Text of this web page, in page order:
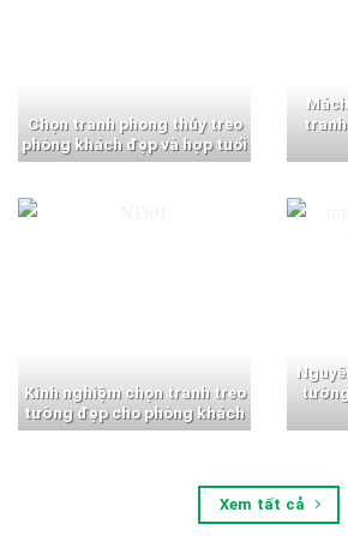
Chọn tranh phong thủy treo
phòng khách đẹp và hợp tuổi
Kinh nghiệm chọn tranh treo
tường đẹp cho phòng khách
Xem tất cả